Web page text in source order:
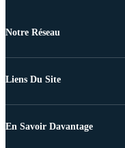
Notre Réseau
Liens Du Site
En Savoir Davantage